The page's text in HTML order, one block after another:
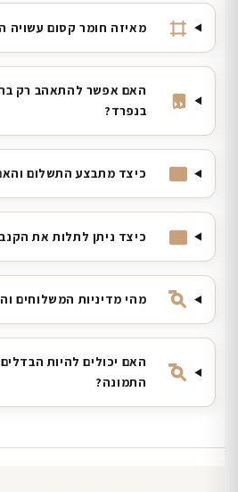
מאיזה חומר קסום עשויה
האם אפשר להתאהב רק
בנפרד?
כיצד מתבצע התשלום
כיצד ניתן לתלות את
מהי מדיניות המשלוחים
האם יכולים להיות
התמונה?